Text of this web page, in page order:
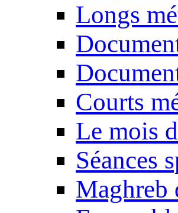
Longs
Courts
Le mois
Séances
Maghreb